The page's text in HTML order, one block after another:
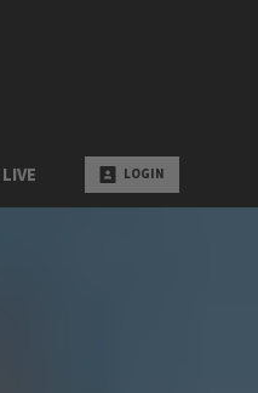
LOGIN